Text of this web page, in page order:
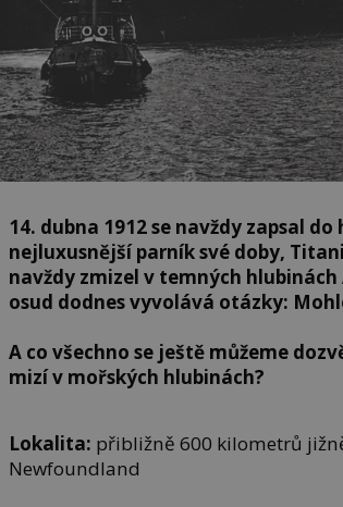
14. dubna 1912 se navždy zapsal
nejluxusnější parník své doby,
navždy zmizel v temných
osud dodnes vyvolává otázky:
A co všechno se ještě můžeme
mizí v mořských hlubinách?
Lokalita: přibližně 600 kilometrů
Newfoundland